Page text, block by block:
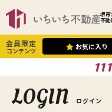
堺市
不
会員限定
コンテンツ お気に入り
LOGIN ログイン